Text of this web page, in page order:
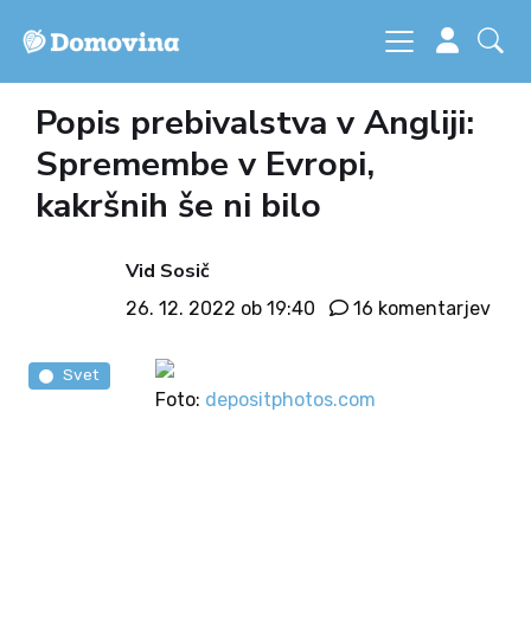
Popis prebivalstva v Angliji:
Spremembe v Evropi,
kakršnih še ni bilo
Vid Sosič
26. 12. 2022 ob 19:40 16 komentarjev
Foto: depositphotos.com
Svet